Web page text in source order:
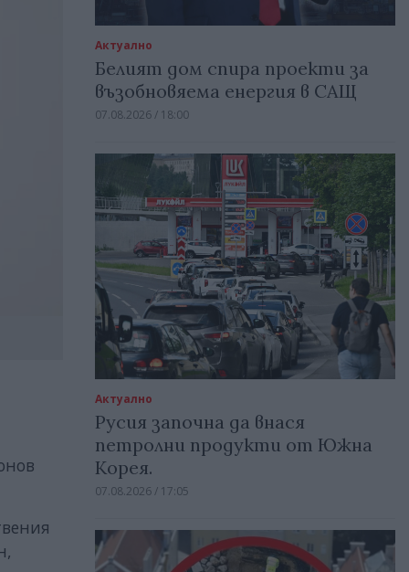
Актуално
Белият дом спира проекти за
възобновяема енергия в САЩ
07.08.2026 / 18:00
Актуално
Русия започна да внася
петролни продукти от Южна
Корея.
07.08.2026 / 17:05